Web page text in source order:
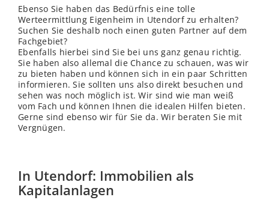
Ebenso Sie haben das Bedürfnis eine tolle
Werteermittlung Eigenheim in Utendorf zu erhalten?
Suchen Sie deshalb noch einen guten Partner auf dem
Fachgebiet?
Ebenfalls hierbei sind Sie bei uns ganz genau richtig.
Sie haben also allemal die Chance zu schauen, was wir
zu bieten haben und können sich in ein paar Schritten
informieren. Sie sollten uns also direkt besuchen und
sehen was noch möglich ist. Wir sind wie man weiß
vom Fach und können Ihnen die idealen Hilfen bieten.
Gerne sind ebenso wir für Sie da. Wir beraten Sie mit
Vergnügen.
In Utendorf: Immobilien als
Kapitalanlagen